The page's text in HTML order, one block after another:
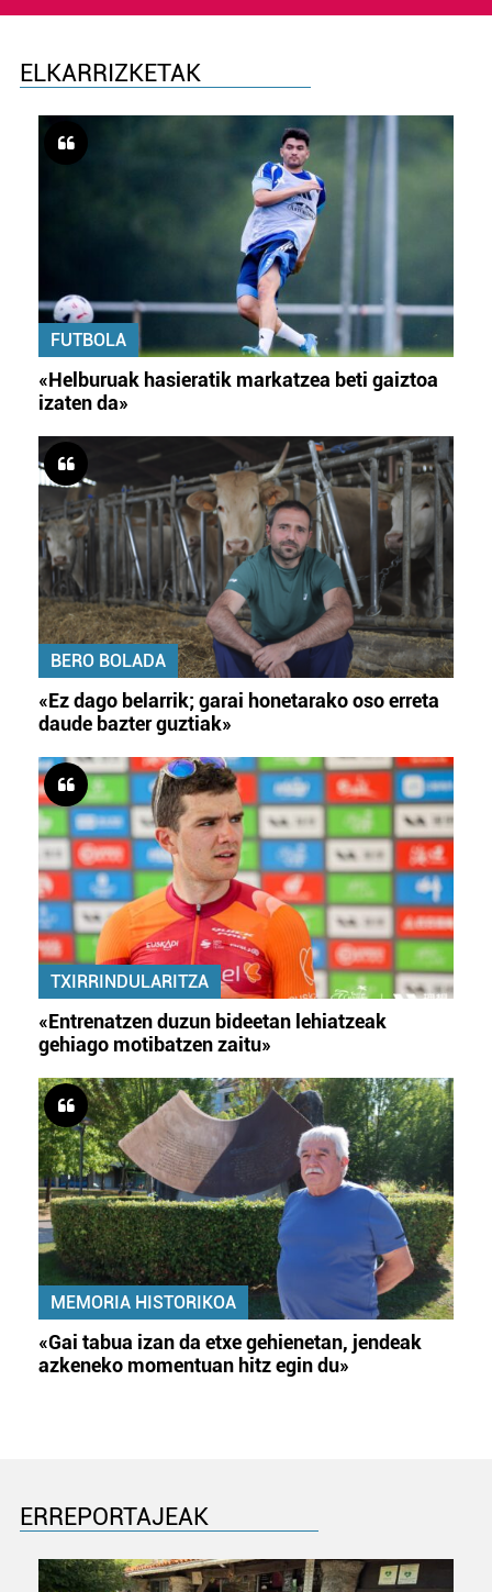
ELKARRIZKETAK
FUTBOLA
«Helburuak hasieratik markatzea beti gaiztoa
izaten da»
BERO BOLADA
«Ez dago belarrik; garai honetarako oso erreta
daude bazter guztiak»
TXIRRINDULARITZA
«Entrenatzen duzun bideetan lehiatzeak
gehiago motibatzen zaitu»
MEMORIA HISTORIKOA
«Gai tabua izan da etxe gehienetan, jendeak
azkeneko momentuan hitz egin du»
ERREPORTAJEAK